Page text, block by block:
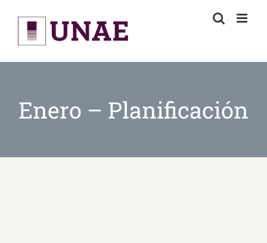
content
Enero – Planificación